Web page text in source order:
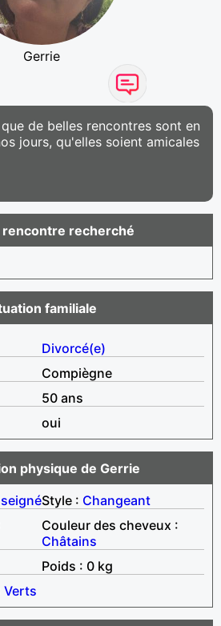
Gerrie
de belles rencontres sont en
jours, qu'elles soient amicales
rencontre recherché
familiale
Divorcé(e)
Compiègne
50 ans
oui
physique de Gerrie
Style : Changeant
Couleur des cheveux :
Châtains
Poids : 0 kg
Verts